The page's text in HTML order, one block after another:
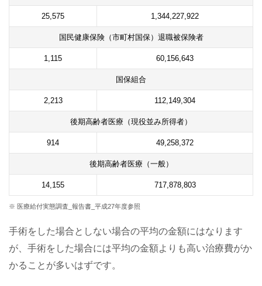
25,575 1,344,227,922
国民健康保険（市町村国保）退職被保険者
1,115 60,156,643
国保組合
2,213 112,149,304
後期高齢者医療（現役並み所得者）
914 49,258,372
後期高齢者医療（一般）
14,155 717,878,803
※ 医療給付実態調査_報告書_平成27年度参照
手術をした場合としない場合の平均の金額にはなります
が、手術をした場合には平均の金額よりも高い治療費がか
かることが多いはずです。